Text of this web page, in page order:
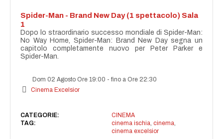
Spider-Man - Brand New Day (1 spettacolo) Sala
1
Dopo lo straordinario successo mondiale di Spider-Man:
No Way Home, Spider-Man: Brand New Day segna un
capitolo completamente nuovo per Peter Parker e
Spider-Man.
Dom 02 Agosto Ore 19:00 -fino a Ore 22:30
Cinema Excelsior
CATEGORIE:
CINEMA
TAG:
cinema ischia, cinema,
cinema excelsior